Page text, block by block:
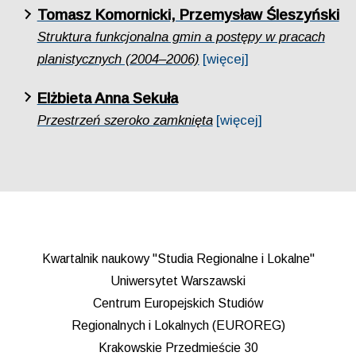
Tomasz Komornicki, Przemysław Śleszyński
Struktura funkcjonalna gmin a postępy w pracach
planistycznych (2004–2006) [więcej]
Elżbieta Anna Sekuła
Przestrzeń szeroko zamknięta [więcej]
Kwartalnik naukowy "Studia Regionalne i Lokalne"
Uniwersytet Warszawski
Centrum Europejskich Studiów
Regionalnych i Lokalnych (EUROREG)
Krakowskie Przedmieście 30